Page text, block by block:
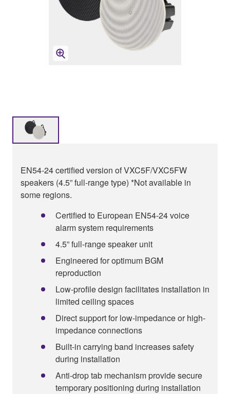
EN54-24 certified version of VXC5F/VXC5FW
speakers (4.5” full-range type) *Not available in
some regions.
Certified to European EN54-24 voice
alarm system requirements
4.5” full-range speaker unit
Engineered for optimum BGM
reproduction
Low-profile design facilitates installation in
limited ceiling spaces
Direct support for low-impedance or high-
impedance connections
Built-in carrying band increases safety
during installation
Anti-drop tab mechanism provide secure
temporary positioning during installation